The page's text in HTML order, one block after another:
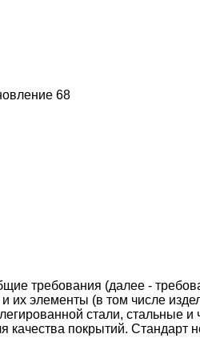
68
требования (далее -
их элементы (в том числе
стали, стальные
качества покрытий.